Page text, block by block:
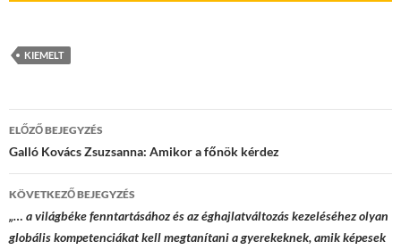
KIEMELT
Bejegyzések
navigációja
ELŐZŐ BEJEGYZÉS
Galló Kovács Zsuzsanna: Amikor a főnök kérdez
KÖVETKEZŐ BEJEGYZÉS
„… a világbéke fenntartásához és az éghajlatváltozás kezeléséhez olyan
globális kompetenciákat kell megtanítani a gyerekeknek, amik képesek